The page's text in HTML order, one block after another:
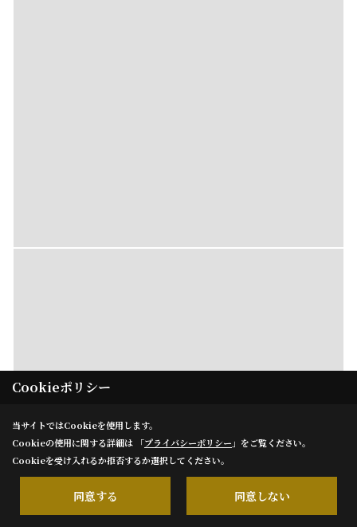
Cookieポリシー
当サイトではCookieを使用します。
Cookieの使用に関する詳細は 「プライバシーポリシー 」をご覧ください。
Cookieを受け入れるか拒否するか選択してください。
同意する 同意しない